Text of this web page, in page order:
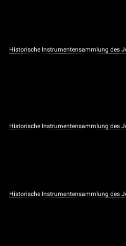
Historische Instrumentensammlung des
Historische Instrumentensammlung des
Historische Instrumentensammlung des